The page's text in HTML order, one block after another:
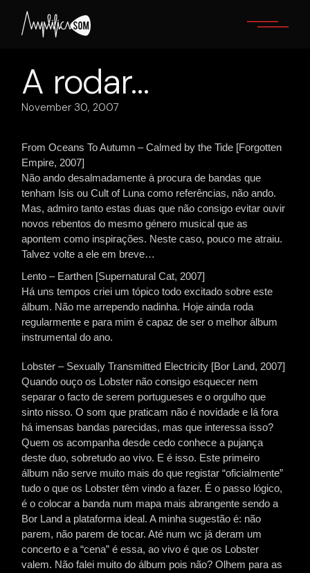
content
A rodar…
November 30, 2007
From Oceans To Autumn – Calmed by the Tide [Forgotten
Empire, 2007]
Não ando desalmadamente à procura de bandas que
tenham Isis ou Cult of Luna como referências, não ando.
Mas, admiro tanto estas duas que não consigo evitar ouvir
novos rebentos do mesmo género musical que as
apontem como inspirações. Neste caso, pouco me atraiu.
Talvez volte a ele em breve…
Lento – Earthen [Supernatural Cat, 2007]
Há uns tempos criei um tópico todo excitado sobre este
álbum. Não me arrependo nadinha. Hoje ainda roda
regularmente e para mim é capaz de ser o melhor álbum
instrumental do ano.
Lobster – Sexually Transmitted Electricity [Bor Land, 2007]
Quando ouço os Lobster não consigo esquecer nem
separar o facto de serem portugueses e o orgulho que
sinto nisso. O som que praticam não é novidade e lá fora
há imensas bandas parecidas, mas que interessa isso?
Quem os acompanha desde cedo conhece a pujança
deste duo, sobretudo ao vivo. E é isso. Este primeiro
álbum não serve muito mais do que registar “oficialmente”
tudo o que os Lobster têm vindo a fazer. É o passo lógico,
é o colocar a banda num mapa mais abrangente sendo a
Bor Land a plataforma ideal. A minha sugestão é: não
parem, não parem de tocar. Até num wc já deram um
concerto e a “cena” é essa, ao vivo é que os Lobster
valem. Não falei muito do álbum pois não? Olhem para as